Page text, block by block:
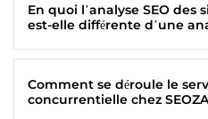
En quoi l’analyse SEO des
est-elle différente d’une
Comment se déroule le
concurrentielle chez